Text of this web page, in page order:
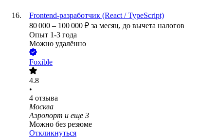
Frontend-разработчик (React / TypeScript)
80 000 – 100 000 ₽ за месяц, до вычета налогов
Опыт 1-3 года
Можно удалённо
Foxible
4.8
•
4 отзыва
Москва
Аэропорт и еще 3
Можно без резюме
Откликнуться